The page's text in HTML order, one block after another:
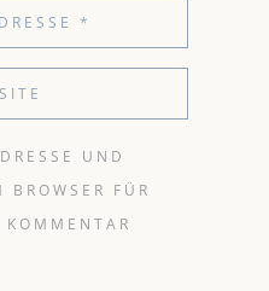
UND
FÜR